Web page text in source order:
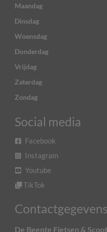
Maandag
Dinsdag
Woensdag
Donderdag
Vrijdag
Zaterdag
Zondag
Social media
Facebook
Instagram
Youtube
TikTok
Contactgegevens
De Beente Fietsen &